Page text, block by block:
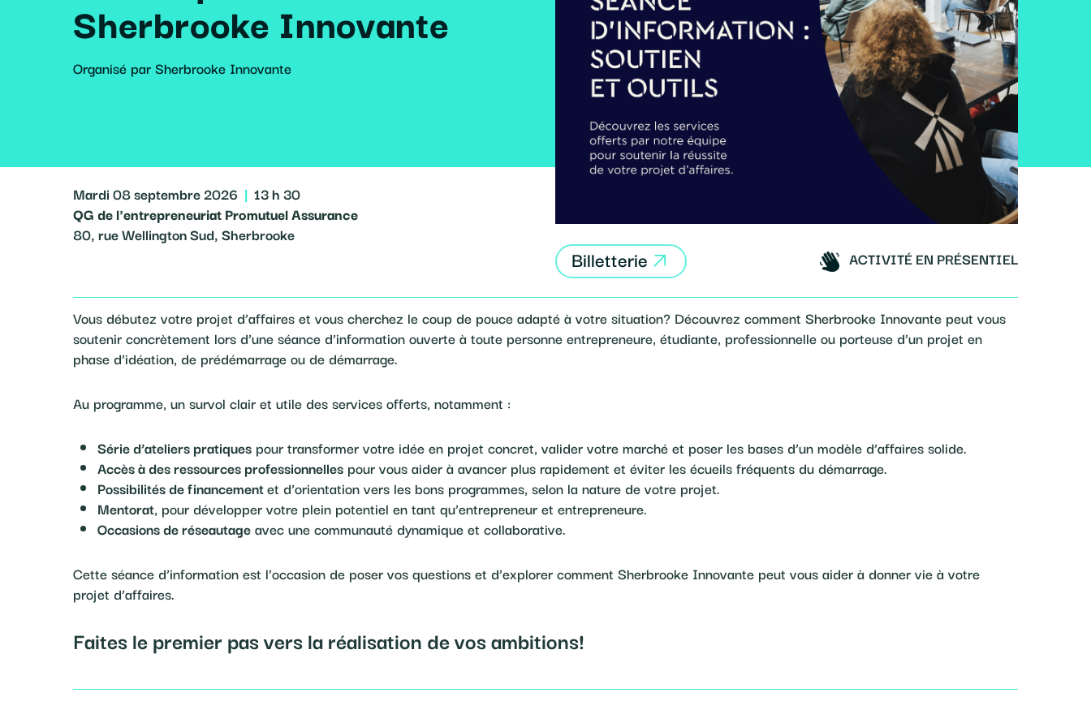
Sherbrooke Innovante
Organisé par Sherbrooke Innovante
Mardi 08 septembre 2026 | 13 h 30
QG de l'entrepreneuriat Promutuel Assurance
80, rue Wellington Sud, Sherbrooke
Billetterie ACTIVITÉ EN PRÉSENTIEL
Vous débutez votre projet d’affaires et vous cherchez le coup de pouce adapté à votre situation? Découvrez comment Sherbrooke Innovante peut vous
soutenir concrètement lors d’une séance d’information ouverte à toute personne entrepreneure, étudiante, professionnelle ou porteuse d’un projet en
phase d’idéation, de prédémarrage ou de démarrage.
Au programme, un survol clair et utile des services offerts, notamment :
Série d’ateliers pratiques pour transformer votre idée en projet concret, valider votre marché et poser les bases d’un modèle d’affaires solide.
Accès à des ressources professionnelles pour vous aider à avancer plus rapidement et éviter les écueils fréquents du démarrage.
Possibilités de financementet d’orientation vers les bons programmes, selon la nature de votre projet.
Mentorat, pour développer votre plein potentiel en tant qu’entrepreneur et entrepreneure.
Occasions de réseautageavec une communauté dynamique et collaborative.
Cette séance d’information est l’occasion de poser vos questions et d’explorer comment Sherbrooke Innovante peut vous aider à donner vie à votre
projet d’affaires.
Faites le premier pas vers la réalisation de vos ambitions!